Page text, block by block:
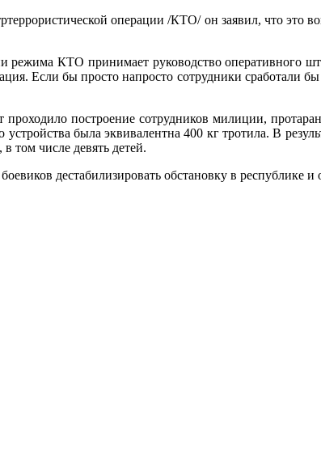
операции /КТО/ он заявил, что это
КТО принимает руководство оперативного
Если бы просто напросто сотрудники сработали
построение сотрудников милиции,
была эквивалентна 400 кг тротила. В
том числе девять детей.
дестабилизировать обстановку в республике